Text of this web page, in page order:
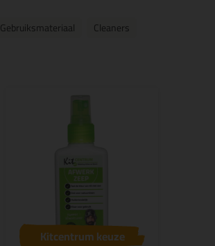
Gebruiksmateriaal
Cleaners
Kitcentrum keuze